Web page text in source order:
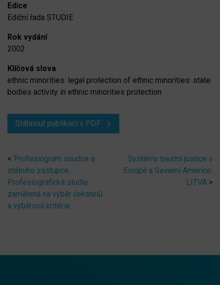
Edice
Ediční řada STUDIE
Rok vydání
2002
Klíčová slova
ethnic minorities: legal protection of ethnic minorities: state
bodies activity in ethnic minorities protection
Stáhnout publikaci v PDF
< Profesiogram soudce a
státního zástupce.
Profesiografická studie
zaměřená na výběr čekatelů
a výběrová kritéria
Systémy trestní justice v
Evropě a Severní Americe:
LITVA >